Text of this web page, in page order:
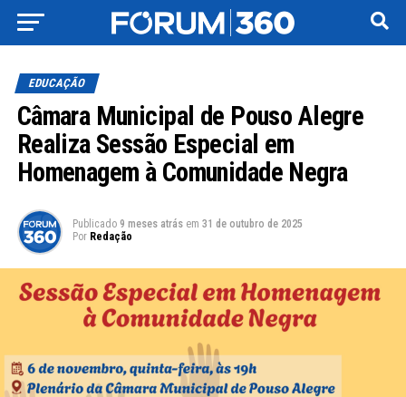
EDUCAÇÃO
Câmara Municipal de Pouso Alegre
Realiza Sessão Especial em
Homenagem à Comunidade Negra
Publicado 9 meses atrás em 31 de outubro de 2025
Por Redação